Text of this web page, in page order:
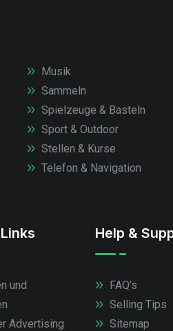
Musik
Sammeln
Spielzeuge & Basteln
Sport & Outdoor
Stellen & Kurse
Telefon & Navigation
und
Advertising
Help &
FAQ's
Selling Tips
Sitemap